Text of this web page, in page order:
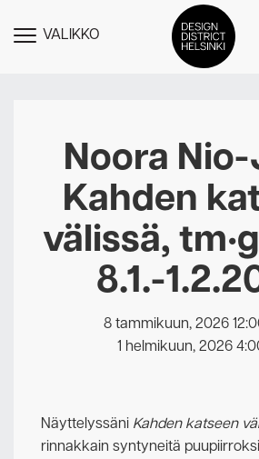
NÄYTÄVALIKKO
Jäsenet
Uutiset
Medialle
Meistä
Design District
Ota
Noora
Kahden
välissä,
8.1.-
8 tammikuun, 2026
1 helmikuun, 2026
Näyttelyssäni Kahden katseen
rinnakkain syntyneitä